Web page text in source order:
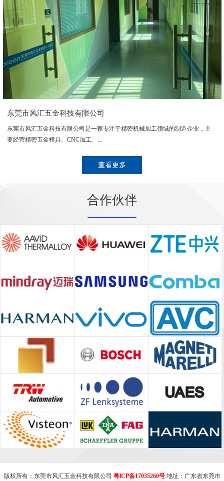
东莞市风汇五金科技有限公司
东莞市风汇五金科技有限公司是一家专注于精密机械加工领域的制造企业，主
要经营精密五金模具、CNC加工、...
查看更多
合作伙伴
版权所有：东莞市风汇五金科技有限公司 粤lCP备17035260号地址：广东省东莞市